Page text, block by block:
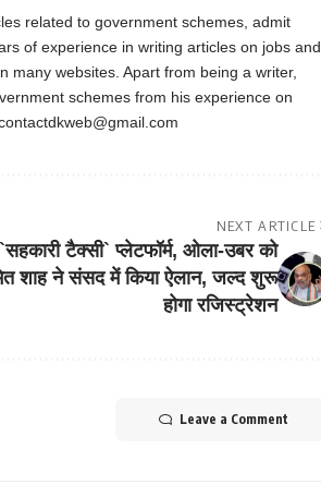
related to government schemes, admit
of experience in writing articles on jobs and
many websites. Apart from being a writer,
schemes from his experience on
NEXT ARTICLE
टैक्सी` प्लेटफॉर्म, ओला-उबर को
शाह ने संसद में किया ऐलान, जल्द शुरू
होगा रजिस्ट्रेशन
Leave a Comment